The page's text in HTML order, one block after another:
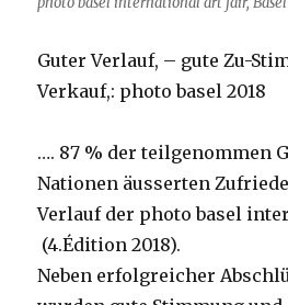
Guter Verlauf, – gute Zu-
Verkauf,: photo basel 2018
…. 87 % der teilgenommen
Nationen äusserten
Verlauf der photo basel
(4.Édition 2018).
Neben erfolgreicher